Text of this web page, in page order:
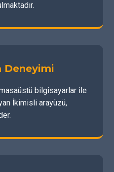
Deneyimi
bilgisayarlar ile
İkimisli arayüzü,